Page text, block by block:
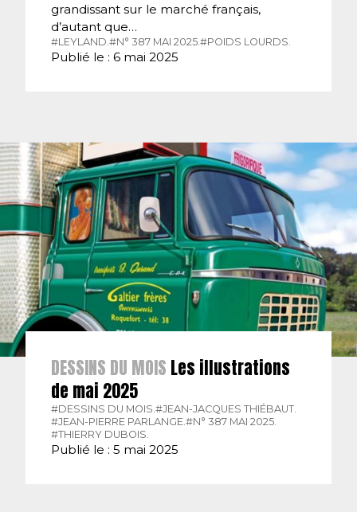
grandissant sur le marché français,
d’autant que…
#LEYLAND. #N° 387 MAI 2025. #POIDS LOURDS.
Publié le : 6 mai 2025
DESSINS DU MOIS Les illustrations
de mai 2025
#DESSINS DU MOIS. #JEAN-JACQUES THIÉBAUT.
#JEAN-PIERRE PARLANGE. #N° 387 MAI 2025.
#THIERRY DUBOIS.
Publié le : 5 mai 2025